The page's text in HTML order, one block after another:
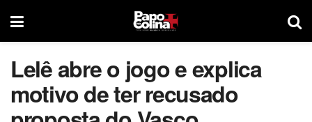
Lelê abre o jogo e explica
motivo de ter recusado